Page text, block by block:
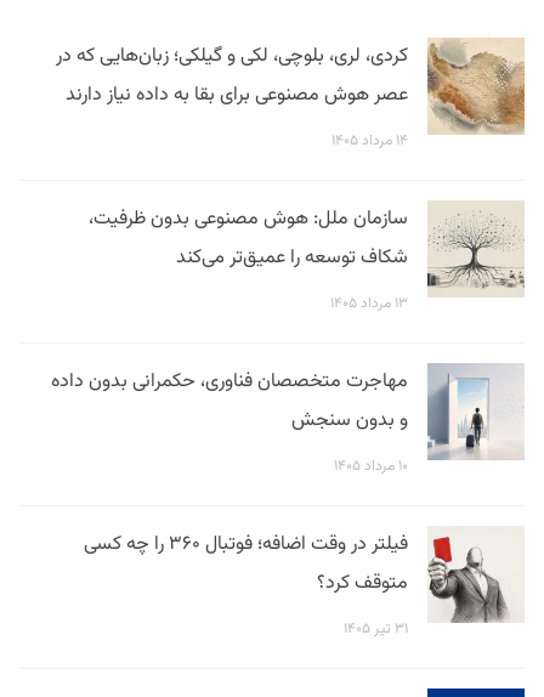
کردی، لری، بلوچی، لکی و گیلکی؛ زبان‌هایی که در
عصر هوش مصنوعی برای بقا به داده نیاز دارند
۱۴ مرداد ۱۴۰۵
سازمان ملل: هوش مصنوعی بدون ظرفیت،
شکاف توسعه را عمیق‌تر می‌کند
۱۳ مرداد ۱۴۰۵
مهاجرت متخصصان فناوری، حکمرانی بدون داده
و بدون سنجش
۱۰ مرداد ۱۴۰۵
فیلتر در وقت اضافه؛ فوتبال ۳۶۰ را چه کسی
متوقف کرد؟
۳۱ تیر ۱۴۰۵